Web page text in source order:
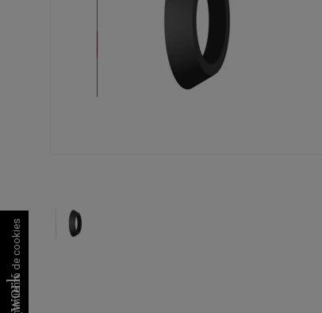
Consentimiento de cookies